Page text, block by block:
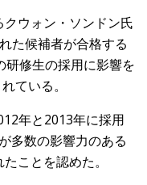
ウォン・ソンドン氏
た候補者が合格する
研修生の採用に影響を
ている。
年と2013年に採用
多数の影響力のある
ことを認めた。